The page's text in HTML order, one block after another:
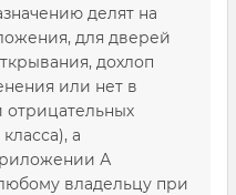
делят на
для дверей
дохлоп
или нет в
отрицательных
а
А
владельцу при